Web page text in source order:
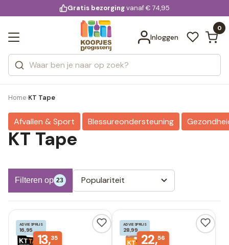
voor 20:00 uur besteld
Gratis bezorgingvanaf € 74,95
Inloggen
0
Zoeken
Categorieën
Merken
Bekijk alle resultaten
Home›KT Tape
Afvallen & Sport Blessureondersteuning
KT Tape
Filteren op 23 Populariteit
ADVIESPRIJS
16,95
13,35
ADVIESPRIJS
28,99
22,56